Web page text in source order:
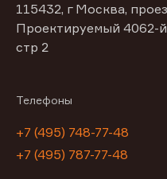
115432, г Москва,
Проектируемый 4062-
стр 2
Телефоны
+7 (495) 748-77-48
+7 (495) 787-77-48